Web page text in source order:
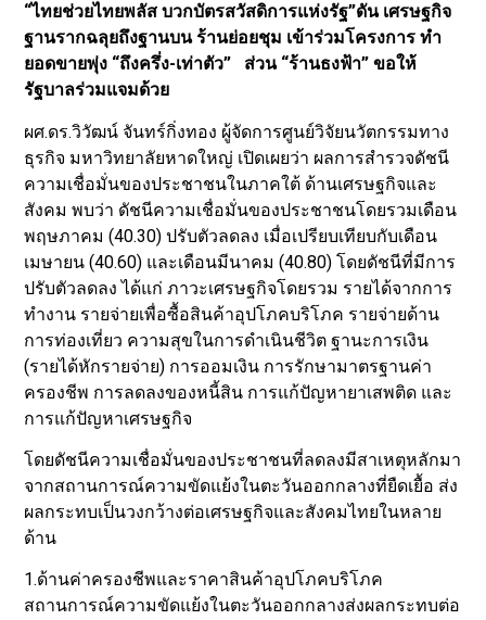
“ไทยช่วยไทยพลัส บวกบัตรสวัสดิการแห่งรัฐ”ดัน เศรษฐกิจ
ฐานรากฉลุยถึงฐานบน ร้านย่อยชุม เข้าร่วมโครงการ ทำ
ยอดขายพุ่ง “ถึงครึ่ง-เท่าตัว” ส่วน “ร้านธงฟ้า” ขอให้
รัฐบาลร่วมแจมด้วย
ผศ.ดร.วิวัฒน์ จันทร์กิ่งทอง ผู้จัดการศูนย์วิจัยนวัตกรรมทาง
ธุรกิจ มหาวิทยาลัยหาดใหญ่ เปิดเผยว่า ผลการสำรวจดัชนี
ความเชื่อมั่นของประชาชนในภาคใต้ ด้านเศรษฐกิจและ
สังคม พบว่า ดัชนีความเชื่อมั่นของประชาชนโดยรวมเดือน
พฤษภาคม (40.30) ปรับตัวลดลง เมื่อเปรียบเทียบกับเดือน
เมษายน (40.60) และเดือนมีนาคม (40.80) โดยดัชนีที่มีการ
ปรับตัวลดลง ได้แก่ ภาวะเศรษฐกิจโดยรวม รายได้จากการ
ทำงาน รายจ่ายเพื่อซื้อสินค้าอุปโภคบริโภค รายจ่ายด้าน
การท่องเที่ยว ความสุขในการดำเนินชีวิต ฐานะการเงิน
(รายได้หักรายจ่าย) การออมเงิน การรักษามาตรฐานค่า
ครองชีพ การลดลงของหนี้สิน การแก้ปัญหายาเสพติด และ
การแก้ปัญหาเศรษฐกิจ
โดยดัชนีความเชื่อมั่นของประชาชนที่ลดลงมีสาเหตุหลักมา
จากสถานการณ์ความขัดแย้งในตะวันออกกลางที่ยืดเยื้อ ส่ง
ผลกระทบเป็นวงกว้างต่อเศรษฐกิจและสังคมไทยในหลาย
ด้าน
1.ด้านค่าครองชีพและราคาสินค้าอุปโภคบริโภค
สถานการณ์ความขัดแย้งในตะวันออกกลางส่งผลกระทบต่อ